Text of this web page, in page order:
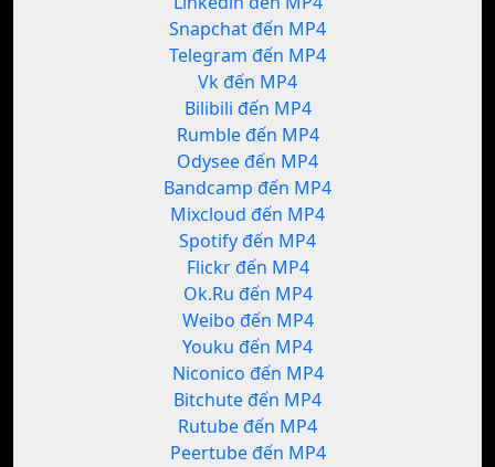
Snapchat đến MP4
Telegram đến MP4
Vk đến MP4
Bilibili đến MP4
Rumble đến MP4
Odysee đến MP4
Bandcamp đến MP4
Mixcloud đến MP4
Spotify đến MP4
Flickr đến MP4
Ok.Ru đến MP4
Weibo đến MP4
Youku đến MP4
Niconico đến MP4
Bitchute đến MP4
Rutube đến MP4
Peertube đến MP4